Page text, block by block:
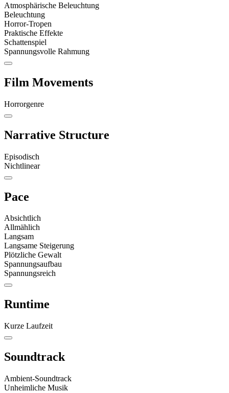
Atmosphärische Beleuchtung
Beleuchtung
Horror-Tropen
Praktische Effekte
Schattenspiel
Spannungsvolle Rahmung
Film Movements
Horrorgenre
Narrative Structure
Episodisch
Nichtlinear
Pace
Absichtlich
Allmählich
Langsam
Langsame Steigerung
Plötzliche Gewalt
Spannungsaufbau
Spannungsreich
Runtime
Kurze Laufzeit
Soundtrack
Ambient-Soundtrack
Unheimliche Musik